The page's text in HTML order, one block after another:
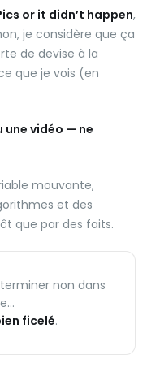
or it didn’t happen,
je considère que ça
de devise à la
que je vois (en
une vidéo — ne
mouvante,
et des
que par des faits.
non dans
ficelé.